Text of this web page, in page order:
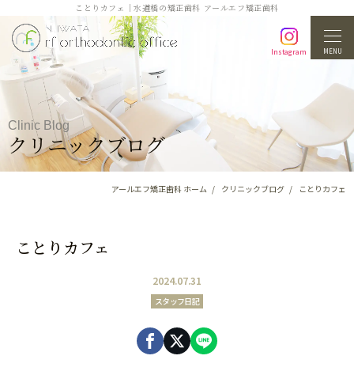
ことりカフェ｜水道橋の矯正歯科 アールエフ矯正歯科
Instagram MENU
Clinic Blog
クリニックブログ
アールエフ矯正歯科 ホーム クリニックブログ ことりカフェ
ことりカフェ
2024.07.31
スタッフ日記